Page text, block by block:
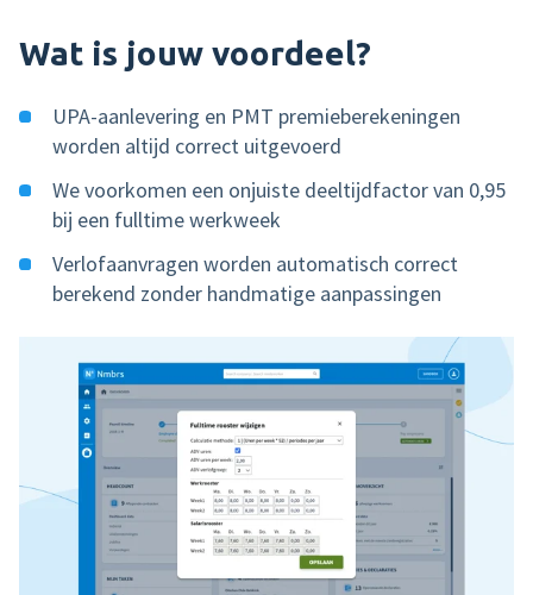
Wat is jouw voordeel?
UPA-aanlevering en PMT premieberekeningen
worden altijd correct uitgevoerd
We voorkomen een onjuiste deeltijdfactor van 0,95
bij een fulltime werkweek
Verlofaanvragen worden automatisch correct
berekend zonder handmatige aanpassingen